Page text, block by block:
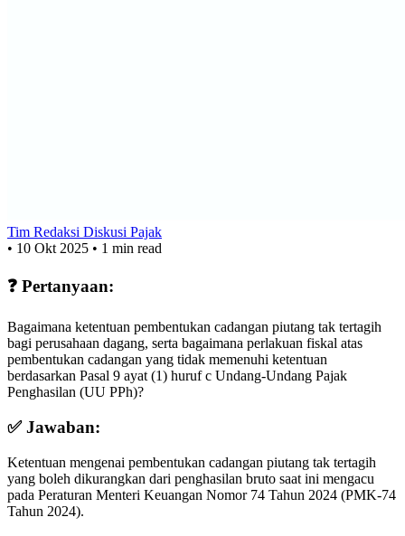
Tim Redaksi Diskusi Pajak
• 10 Okt 2025 • 1 min read
❓ Pertanyaan:
Bagaimana ketentuan pembentukan cadangan piutang tak tertagih
bagi perusahaan dagang, serta bagaimana perlakuan fiskal atas
pembentukan cadangan yang tidak memenuhi ketentuan
berdasarkan Pasal 9 ayat (1) huruf c Undang-Undang Pajak
Penghasilan (UU PPh)?
✅ Jawaban:
Ketentuan mengenai pembentukan cadangan piutang tak tertagih
yang boleh dikurangkan dari penghasilan bruto saat ini mengacu
pada Peraturan Menteri Keuangan Nomor 74 Tahun 2024 (PMK-74
Tahun 2024).